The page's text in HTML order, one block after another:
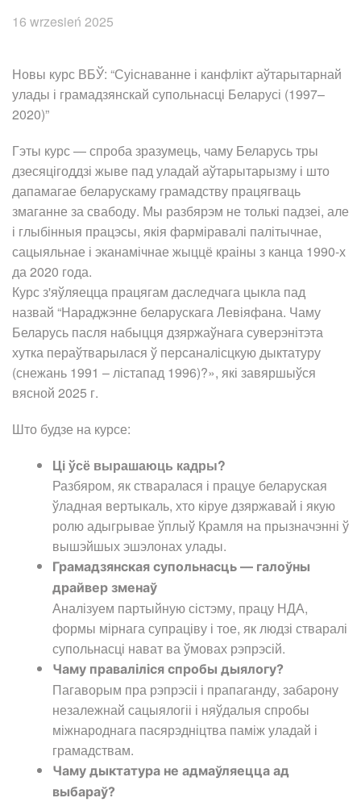
16 wrzesień 2025
Новы курс ВБЎ: “Суіснаванне і канфлікт аўтарытарнай
улады і грамадзянскай супольнасці Беларусі (1997–
2020)”
Гэты курс — спроба зразумець, чаму Беларусь тры
дзесяцігоддзі жыве пад уладай аўтарытарызму і што
дапамагае беларускаму грамадству працягваць
змаганне за свабоду. Мы разбярэм не толькі падзеі, але
і глыбінныя працэсы, якія фарміравалі палітычнае,
сацыяльнае і эканамічнае жыццё краіны з канца 1990-х
да 2020 года.
Курс з'яўляецца працягам даследчага цыкла пад
назвай “Нараджэнне беларускага Левіяфана. Чаму
Беларусь пасля набыцця дзяржаўнага суверэнітэта
хутка пераўтварылася ў персаналісцкую дыктатуру
(снежань 1991 – лістапад 1996)?», які завяршыўся
вясной 2025 г.
Што будзе на курсе:
Ці ўсё вырашаюць кадры?
Разбяром, як стваралася і працуе беларуская
ўладная вертыкаль, хто кіруе дзяржавай і якую
ролю адыгрывае ўплыў Крамля на прызначэнні ў
вышэйшых эшэлонах улады.
Грамадзянская супольнасць — галоўны
драйвер зменаў
Аналізуем партыйную сістэму, працу НДА,
формы мірнага супраціву і тое, як людзі стваралі
супольнасці нават ва ўмовах рэпрэсій.
Чаму праваліліся спробы дыялогу?
Пагаворым пра рэпрэсіі і прапаганду, забарону
незалежнай сацыялогіі і няўдалыя спробы
міжнароднага пасярэдніцтва паміж уладай і
грамадствам.
Чаму дыктатура не адмаўляецца ад
выбараў?